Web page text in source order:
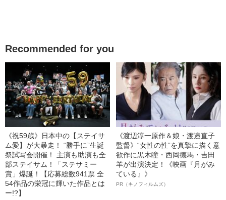
Recommended for you
《祝59歳》日本中の【ステイサ
ム愛】が大暴走！ “勝手に”生誕
祭試写会開催！ 主演も助演も全
部ステイサム！「ステサミー
賞」爆誕！【応募総数941票 全
54作品の栄冠に輝いた作品とは
ー!?】
《渡辺淳一原作＆娘・渡邉直子
監督》“女性の性”を真摯に描く意
欲作に黒木瞳・西岡德馬・吉田
羊が出演決定！《映画『月がみ
ている』》
PR（キノフィルムズ）